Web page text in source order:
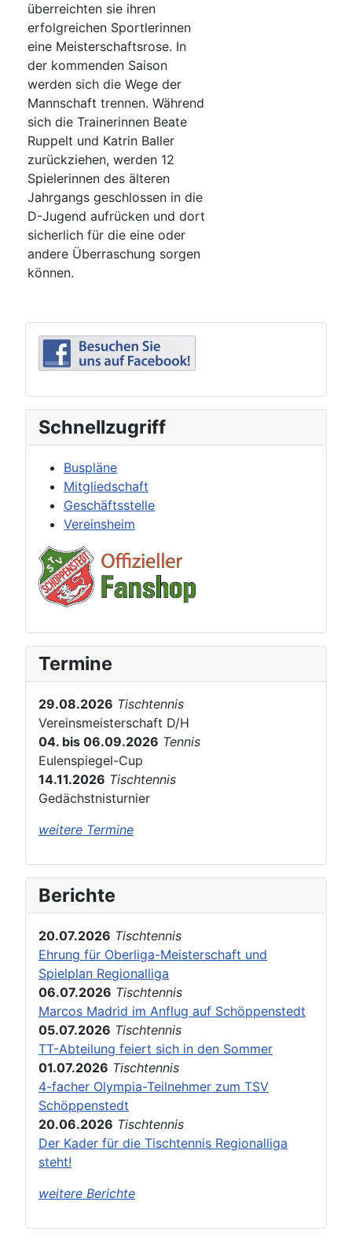
überreichten sie ihren
erfolgreichen Sportlerinnen
eine Meisterschaftsrose. In
der kommenden Saison
werden sich die Wege der
Mannschaft trennen. Während
sich die Trainerinnen Beate
Ruppelt und Katrin Baller
zurückziehen, werden 12
Spielerinnen des älteren
Jahrgangs geschlossen in die
D-Jugend aufrücken und dort
sicherlich für die eine oder
andere Überraschung sorgen
können.
Schnellzugriff
Buspläne
Mitgliedschaft
Geschäftsstelle
Vereinsheim
Termine
29.08.2026 Tischtennis
Vereinsmeisterschaft D/H
04. bis 06.09.2026 Tennis
Eulenspiegel-Cup
14.11.2026 Tischtennis
Gedächstnisturnier
weitere Termine
Berichte
20.07.2026 Tischtennis
Ehrung für Oberliga-Meisterschaft und
Spielplan Regionalliga
06.07.2026 Tischtennis
Marcos Madrid im Anflug auf Schöppenstedt
05.07.2026 Tischtennis
TT-Abteilung feiert sich in den Sommer
01.07.2026 Tischtennis
4-facher Olympia-Teilnehmer zum TSV
Schöppenstedt
20.06.2026 Tischtennis
Der Kader für die Tischtennis Regionalliga
steht!
weitere Berichte